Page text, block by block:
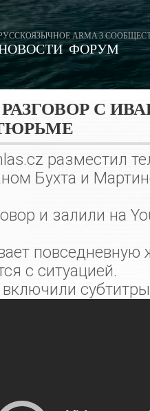
ARMA 3
ФОРУМ
С
разместил
Бухта и
и залили на
повседневную
с ситуацией.